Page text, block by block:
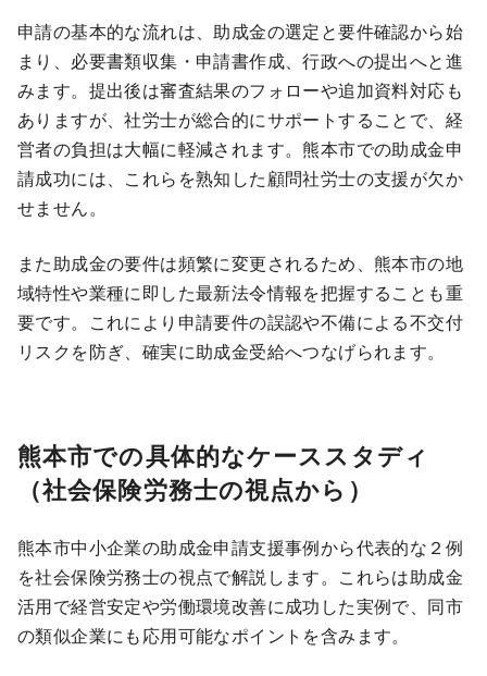
申請の基本的な流れは、助成金の選定と要件確認から始
まり、必要書類収集・申請書作成、行政への提出へと進
みます。提出後は審査結果のフォローや追加資料対応も
ありますが、社労士が総合的にサポートすることで、経
営者の負担は大幅に軽減されます。熊本市での助成金申
請成功には、これらを熟知した顧問社労士の支援が欠か
せません。
また助成金の要件は頻繁に変更されるため、熊本市の地
域特性や業種に即した最新法令情報を把握することも重
要です。これにより申請要件の誤認や不備による不交付
リスクを防ぎ、確実に助成金受給へつなげられます。
熊本市での具体的なケーススタディ
（社会保険労務士の視点から）
熊本市中小企業の助成金申請支援事例から代表的な２例
を社会保険労務士の視点で解説します。これらは助成金
活用で経営安定や労働環境改善に成功した実例で、同市
の類似企業にも応用可能なポイントを含みます。